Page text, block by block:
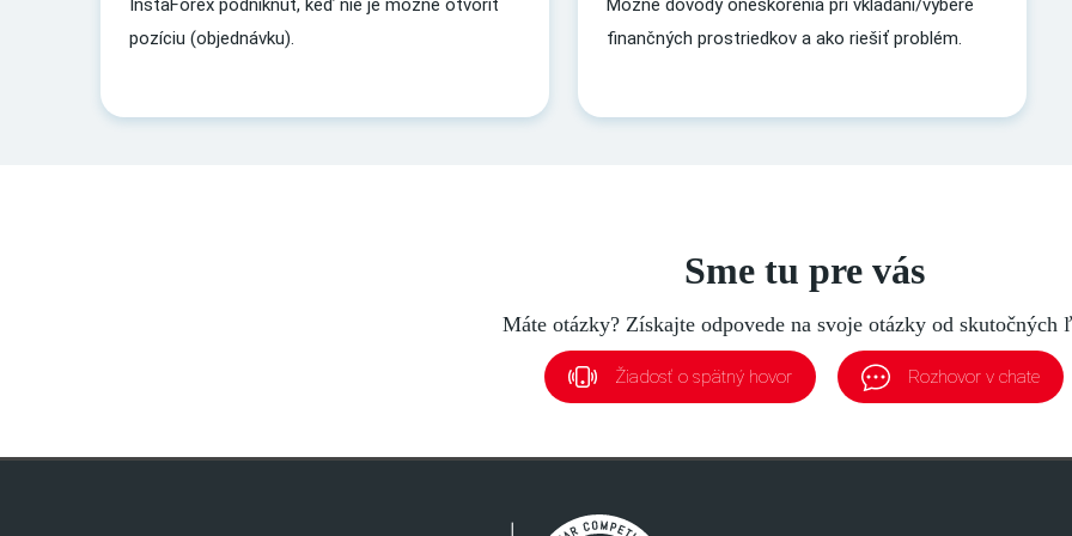
InstaForex podniknúť, keď nie je možné otvoriť
pozíciu (objednávku).
Možné dôvody oneskorenia pri vkladaní/výbere
finančných prostriedkov a ako riešiť problém.
Sme tu pre vás
Máte otázky? Získajte odpovede na svoje otázky od skutočných
Žiadosť o spätný hovor Rozhovor v chate